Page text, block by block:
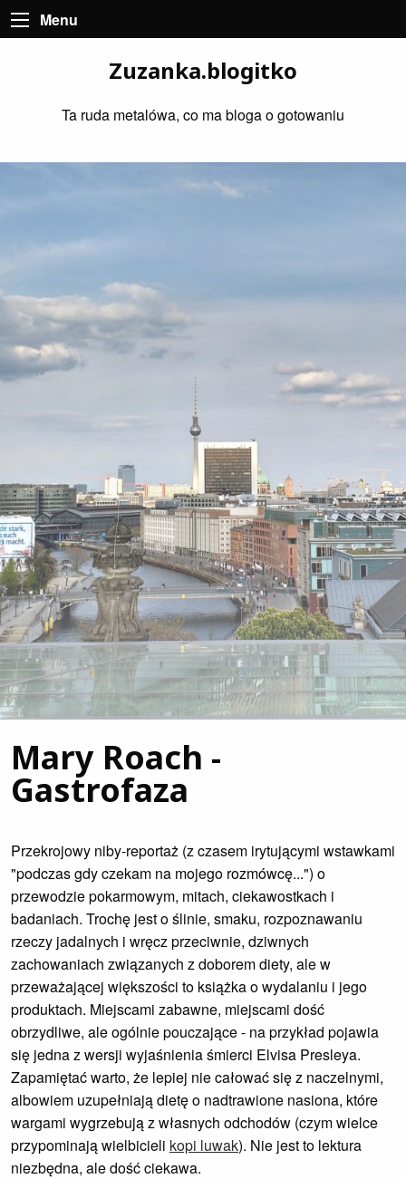
Menu
Zuzanka.blogitko
Ta ruda metalówa, co ma bloga o gotowaniu
Mary Roach -
Gastrofaza
Przekrojowy niby-reportaż (z czasem irytującymi wstawkami
"podczas gdy czekam na mojego rozmówcę...") o
przewodzie pokarmowym, mitach, ciekawostkach i
badaniach. Trochę jest o ślinie, smaku, rozpoznawaniu
rzeczy jadalnych i wręcz przeciwnie, dziwnych
zachowaniach związanych z doborem diety, ale w
przeważającej większości to książka o wydalaniu i jego
produktach. Miejscami zabawne, miejscami dość
obrzydliwe, ale ogólnie pouczające - na przykład pojawia
się jedna z wersji wyjaśnienia śmierci Elvisa Presleya.
Zapamiętać warto, że lepiej nie całować się z naczelnymi,
albowiem uzupełniają dietę o nadtrawione nasiona, które
wargami wygrzebują z własnych odchodów (czym wielce
przypominają wielbicieli kopi luwak). Nie jest to lektura
niezbędna, ale dość ciekawa.